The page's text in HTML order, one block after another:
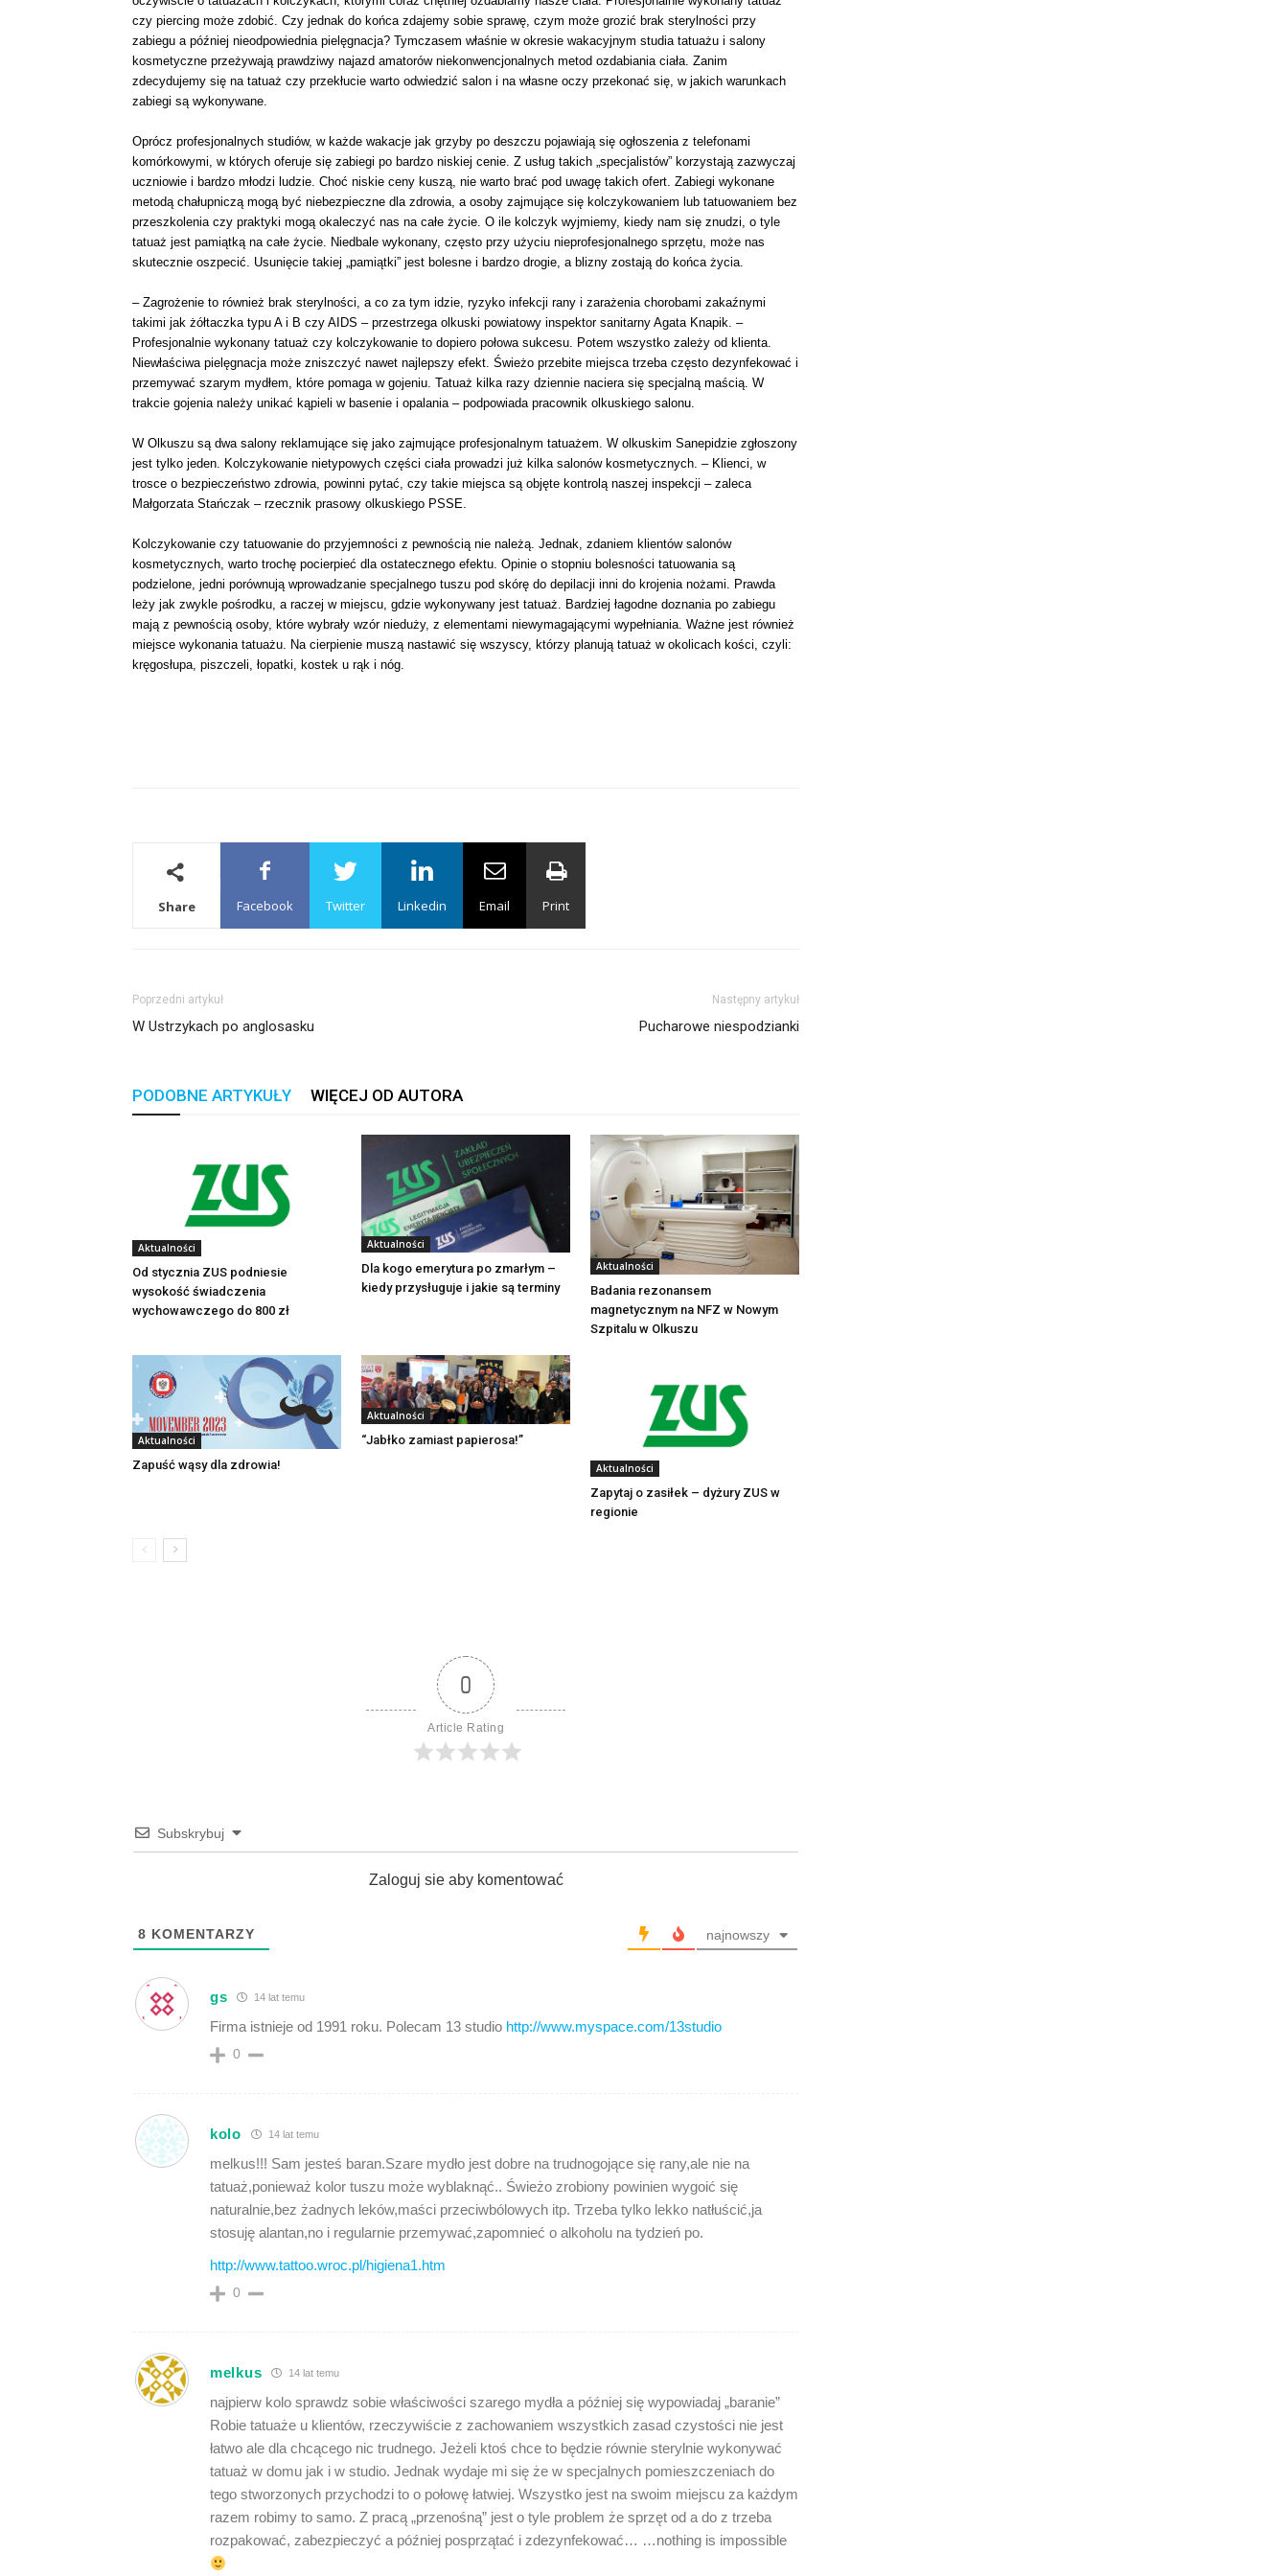
czy piercing może zdobić. Czy jednak do końca zdajemy sobie sprawę, czym może grozić brak sterylności przy
zabiegu a później nieodpowiednia pielęgnacja? Tymczasem właśnie w okresie wakacyjnym studia tatuażu i salony
kosmetyczne przeżywają prawdziwy najazd amatorów niekonwencjonalnych metod ozdabiania ciała. Zanim
zdecydujemy się na tatuaż czy przekłucie warto odwiedzić salon i na własne oczy przekonać się, w jakich warunkach
zabiegi są wykonywane.
Oprócz profesjonalnych studiów, w każde wakacje jak grzyby po deszczu pojawiają się ogłoszenia z telefonami
komórkowymi, w których oferuje się zabiegi po bardzo niskiej cenie. Z usług takich „specjalistów” korzystają zazwyczaj
uczniowie i bardzo młodzi ludzie. Choć niskie ceny kuszą, nie warto brać pod uwagę takich ofert. Zabiegi wykonane
metodą chałupniczą mogą być niebezpieczne dla zdrowia, a osoby zajmujące się kolczykowaniem lub tatuowaniem bez
przeszkolenia czy praktyki mogą okaleczyć nas na całe życie. O ile kolczyk wyjmiemy, kiedy nam się znudzi, o tyle
tatuaż jest pamiątką na całe życie. Niedbale wykonany, często przy użyciu nieprofesjonalnego sprzętu, może nas
skutecznie oszpecić. Usunięcie takiej „pamiątki” jest bolesne i bardzo drogie, a blizny zostają do końca życia.
– Zagrożenie to również brak sterylności, a co za tym idzie, ryzyko infekcji rany i zarażenia chorobami zakaźnymi
takimi jak żółtaczka typu A i B czy AIDS – przestrzega olkuski powiatowy inspektor sanitarny Agata Knapik. –
Profesjonalnie wykonany tatuaż czy kolczykowanie to dopiero połowa sukcesu. Potem wszystko zależy od klienta.
Niewłaściwa pielęgnacja może zniszczyć nawet najlepszy efekt. Świeżo przebite miejsca trzeba często dezynfekować i
przemywać szarym mydłem, które pomaga w gojeniu. Tatuaż kilka razy dziennie naciera się specjalną maścią. W
trakcie gojenia należy unikać kąpieli w basenie i opalania – podpowiada pracownik olkuskiego salonu.
W Olkuszu są dwa salony reklamujące się jako zajmujące profesjonalnym tatuażem. W olkuskim Sanepidzie zgłoszony
jest tylko jeden. Kolczykowanie nietypowych części ciała prowadzi już kilka salonów kosmetycznych. – Klienci, w
trosce o bezpieczeństwo zdrowia, powinni pytać, czy takie miejsca są objęte kontrolą naszej inspekcji – zaleca
Małgorzata Stańczak – rzecznik prasowy olkuskiego PSSE.
Kolczykowanie czy tatuowanie do przyjemności z pewnością nie należą. Jednak, zdaniem klientów salonów
kosmetycznych, warto trochę pocierpieć dla ostatecznego efektu. Opinie o stopniu bolesności tatuowania są
podzielone, jedni porównują wprowadzanie specjalnego tuszu pod skórę do depilacji inni do krojenia nożami. Prawda
leży jak zwykle pośrodku, a raczej w miejscu, gdzie wykonywany jest tatuaż. Bardziej łagodne doznania po zabiegu
mają z pewnością osoby, które wybrały wzór nieduży, z elementami niewymagającymi wypełniania. Ważne jest również
miejsce wykonania tatuażu. Na cierpienie muszą nastawić się wszyscy, którzy planują tatuaż w okolicach kości, czyli:
kręgosłupa, piszczeli, łopatki, kostek u rąk i nóg.
Share Facebook Twitter Linkedin Email Print
Poprzedni artykuł
W Ustrzykach po anglosasku
Następny artykuł
Pucharowe niespodzianki
PODOBNE ARTYKUŁY WIĘCEJ OD AUTORA
Aktualności
Od stycznia ZUS podniesie
wysokość świadczenia
wychowawczego do 800 zł
Aktualności
Dla kogo emerytura po zmarłym –
kiedy przysługuje i jakie są terminy
Aktualności
Badania rezonansem
magnetycznym na NFZ w Nowym
Szpitalu w Olkuszu
Aktualności
Zapuść wąsy dla zdrowia!
Aktualności
“Jabłko zamiast papierosa!”
Aktualności
Zapytaj o zasiłek – dyżury ZUS w
regionie
0
Article Rating
Subskrybuj
Zaloguj sie aby komentować
8 KOMENTARZY najnowszy
gs 14 lat temu
Firma istnieje od 1991 roku. Polecam 13 studio http://www.myspace.com/13studio
0
kolo 14 lat temu
melkus!!! Sam jesteś baran.Szare mydło jest dobre na trudnogojące się rany,ale nie na
tatuaż,ponieważ kolor tuszu może wyblaknąć.. Świeżo zrobiony powinien wygoić się
naturalnie,bez żadnych leków,maści przeciwbólowych itp. Trzeba tylko lekko natłuścić,ja
stosuję alantan,no i regularnie przemywać,zapomnieć o alkoholu na tydzień po.
http://www.tattoo.wroc.pl/higiena1.htm
0
melkus 14 lat temu
najpierw kolo sprawdz sobie właściwości szarego mydła a później się wypowiadaj „baranie”
Robie tatuaże u klientów, rzeczywiście z zachowaniem wszystkich zasad czystości nie jest
łatwo ale dla chcącego nic trudnego. Jeżeli ktoś chce to będzie równie sterylnie wykonywać
tatuaż w domu jak i w studio. Jednak wydaje mi się że w specjalnych pomieszczeniach do
tego stworzonych przychodzi to o połowę łatwiej. Wszystko jest na swoim miejscu za każdym
razem robimy to samo. Z pracą „przenośną” jest o tyle problem że sprzęt od a do z trzeba
rozpakować, zabezpieczyć a później posprzątać i zdezynfekować… …nothing is impossible